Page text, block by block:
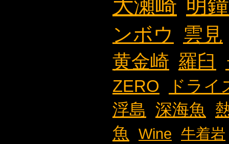
大瀬崎 明鐘
ンボウ 雲見
黄金崎 羅臼
ZERO
ドライ
浮島 深海魚
魚
Wine 牛着岩